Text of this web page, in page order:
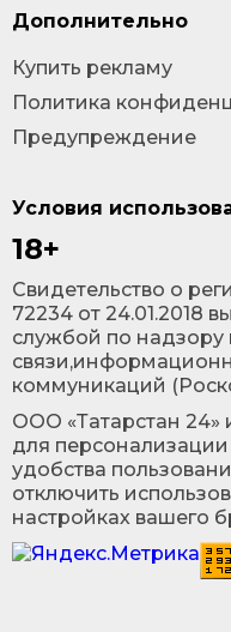
Условия
18+
Cвидетельство о
72234 от 24.01.2018
службой по надзору
коммуникаций
ООО «Татарстан 24»
для
удобства
отключить
настройках вашего
Дополнительно
Купить рекламу
Политика
Предупреждение